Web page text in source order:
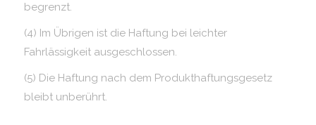
begrenzt.
(4) Im Übrigen ist die Haftung bei leichter
Fahrlässigkeit ausgeschlossen.
(5) Die Haftung nach dem Produkthaftungsgesetz
bleibt unberührt.